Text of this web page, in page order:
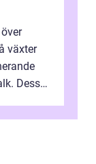
växter
Dess